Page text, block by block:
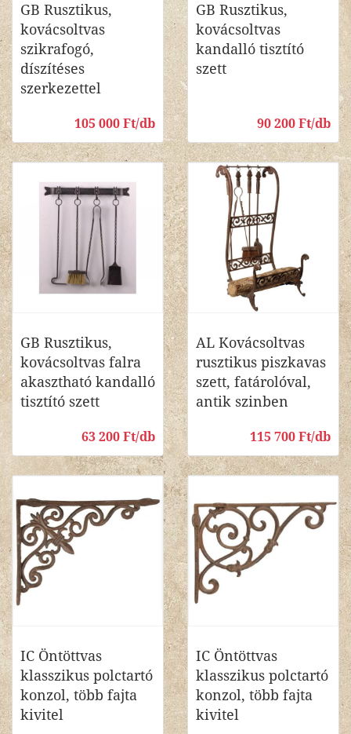
GB Rusztikus,
kovácsoltvas
szikrafogó,
díszítéses
szerkezettel
105 000 Ft/db
GB Rusztikus,
kovácsoltvas
kandalló tisztító
szett
90 200 Ft/db
GB Rusztikus,
kovácsoltvas falra
akasztható kandalló
tisztító szett
63 200 Ft/db
AL Kovácsoltvas
rusztikus piszkavas
szett, fatárolóval,
antik szinben
115 700 Ft/db
IC Öntöttvas
klasszikus polctartó
konzol, több fajta
kivitel
IC Öntöttvas
klasszikus polctartó
konzol, több fajta
kivitel